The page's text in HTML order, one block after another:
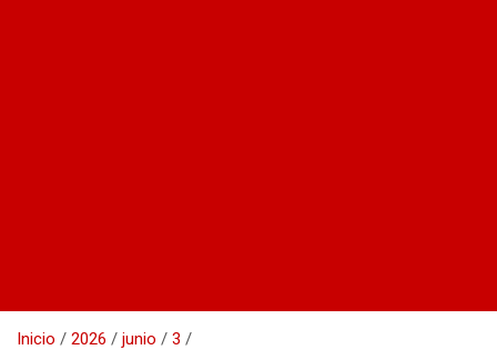
Inicio 2026 junio
3